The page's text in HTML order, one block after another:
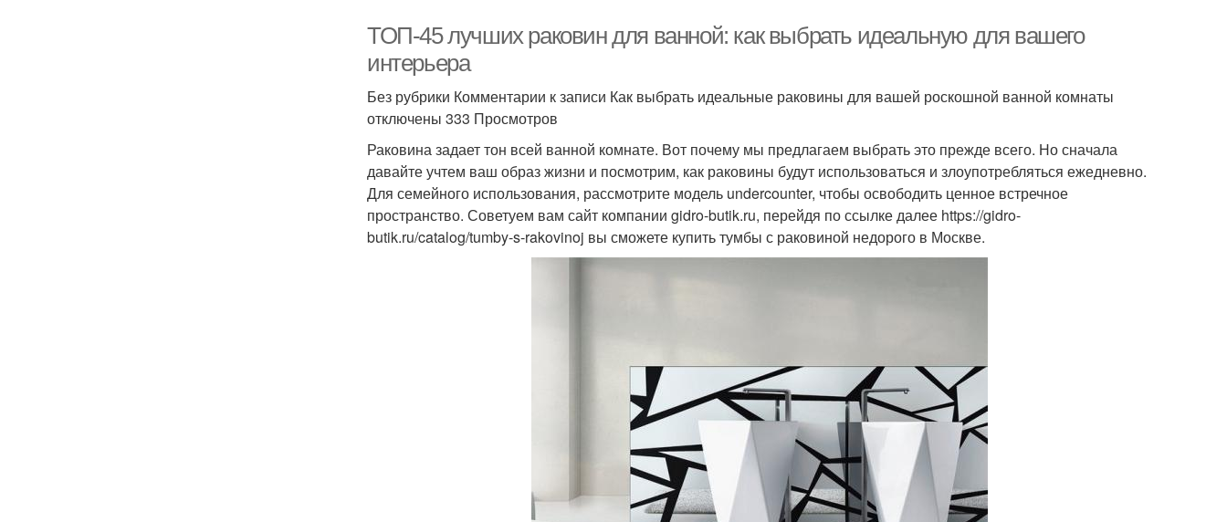
ТОП-45 лучших раковин для ванной: как выбрать идеальную для вашего
интерьера
Без рубрики Комментарии к записи Как выбрать идеальные раковины для вашей роскошной ванной комнаты
отключены 333 Просмотров
Раковина задает тон всей ванной комнате. Вот почему мы предлагаем выбрать это прежде всего. Но сначала
давайте учтем ваш образ жизни и посмотрим, как раковины будут использоваться и злоупотребляться ежедневно.
Для семейного использования, рассмотрите модель undercounter, чтобы освободить ценное встречное
пространство. Советуем вам сайт компании gidro-butik.ru, перейдя по ссылке далее https://gidro-
butik.ru/catalog/tumby-s-rakovinoj вы сможете купить тумбы с раковиной недорого в Москве.